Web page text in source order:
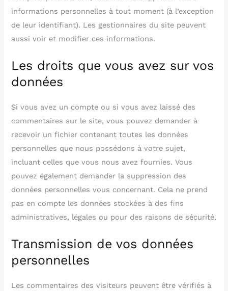
informations personnelles à tout moment (à l’exception
de leur identifiant). Les gestionnaires du site peuvent
aussi voir et modifier ces informations.
Les droits que vous avez sur vos
données
Si vous avez un compte ou si vous avez laissé des
commentaires sur le site, vous pouvez demander à
recevoir un fichier contenant toutes les données
personnelles que nous possédons à votre sujet,
incluant celles que vous nous avez fournies. Vous
pouvez également demander la suppression des
données personnelles vous concernant. Cela ne prend
pas en compte les données stockées à des fins
administratives, légales ou pour des raisons de sécurité.
Transmission de vos données
personnelles
Les commentaires des visiteurs peuvent être vérifiés à